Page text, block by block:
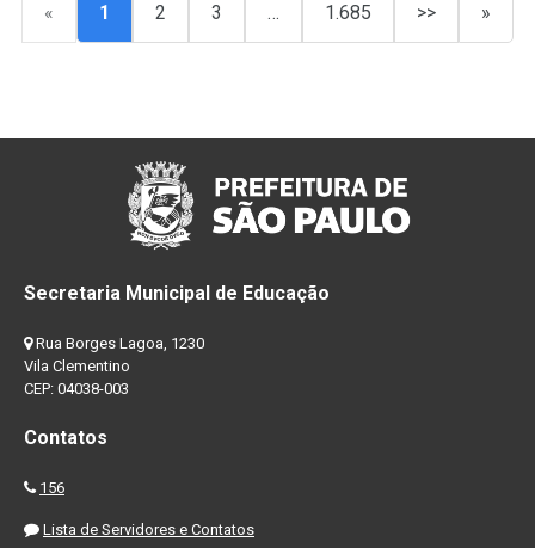
« 1 2 3 … 1.685 >> »
Secretaria Municipal de Educação
Rua Borges Lagoa, 1230
Vila Clementino
CEP: 04038-003
Contatos
156
Lista de Servidores e Contatos